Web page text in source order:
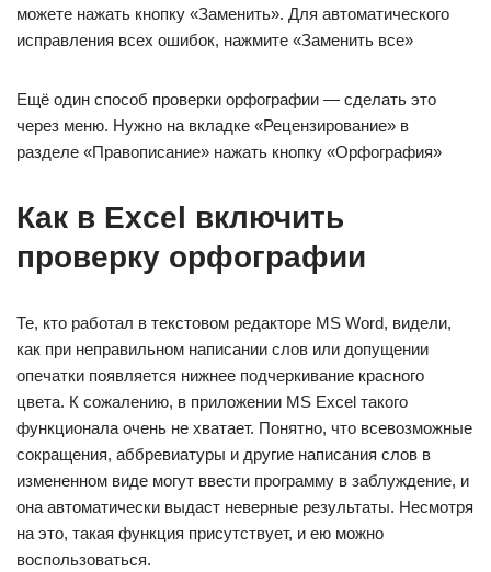
можете нажать кнопку «Заменить». Для автоматического
исправления всех ошибок, нажмите «Заменить все»
Ещё один способ проверки орфографии — сделать это
через меню. Нужно на вкладке «Рецензирование» в
разделе «Правописание» нажать кнопку «Орфография»
Как в Excel включить
проверку орфографии
Те, кто работал в текстовом редакторе MS Word, видели,
как при неправильном написании слов или допущении
опечатки появляется нижнее подчеркивание красного
цвета. К сожалению, в приложении MS Excel такого
функционала очень не хватает. Понятно, что всевозможные
сокращения, аббревиатуры и другие написания слов в
измененном виде могут ввести программу в заблуждение, и
она автоматически выдаст неверные результаты. Несмотря
на это, такая функция присутствует, и ею можно
воспользоваться.